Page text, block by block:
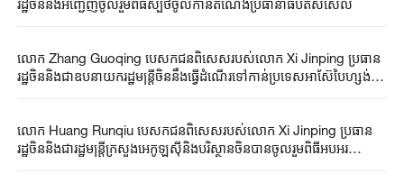
លោក Zhang Guoqing បេសកជនពិសេសរបស់លោក Xi Jinping ប្រធាន
រដ្ឋចិននិងជាឧបនាយករដ្ឋមន្ត្រីចិននឹងធ្វើដំណើរទៅកាន់ប្រទេសអាស៊ែបៃហ្សង់
លោក Huang Runqiu បេសកជនពិសេសរបស់លោក Xi Jinping ប្រធាន
រដ្ឋចិននិងជារដ្ឋមន្ត្រីក្រសួងអេកូឡូស៊ីនិងបរិស្ថានចិនបានចូលរួមពិធីអបអរ